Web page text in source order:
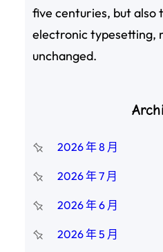
five centuries, but also
electronic typesetting,
unchanged.
2026 年 8 月
2026 年 7 月
2026 年 6 月
2026 年 5 月